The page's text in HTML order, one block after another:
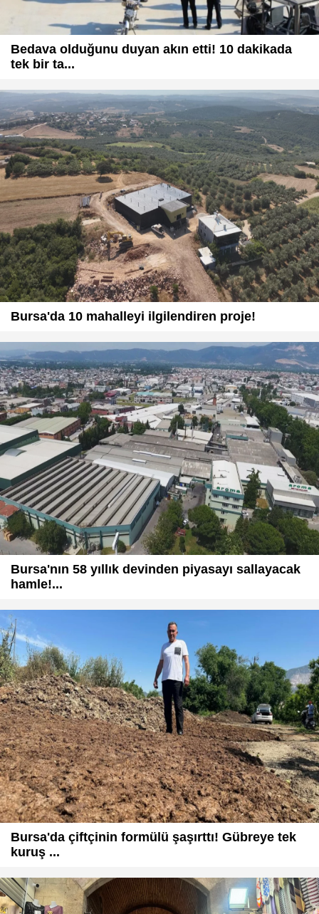
Bedava olduğunu duyan akın etti! 10 dakikada
tek bir ta...
Bursa'da 10 mahalleyi ilgilendiren proje!
Bursa'nın 58 yıllık devinden piyasayı sallayacak
hamle!...
Bursa'da çiftçinin formülü şaşırttı! Gübreye tek
kuruş ...